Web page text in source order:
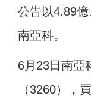
公告以4.89
南亞科。
6月23日南亞
（3260），